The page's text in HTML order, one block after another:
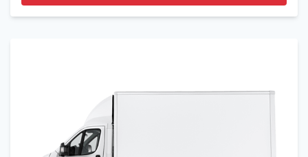
Contact